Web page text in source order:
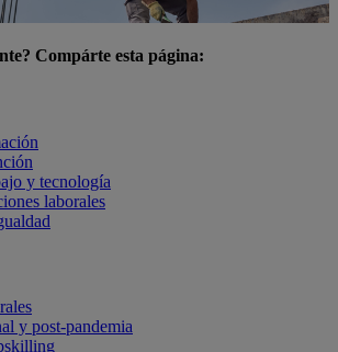
Compárte esta página:
y tecnología
laborales
y post-pandemia